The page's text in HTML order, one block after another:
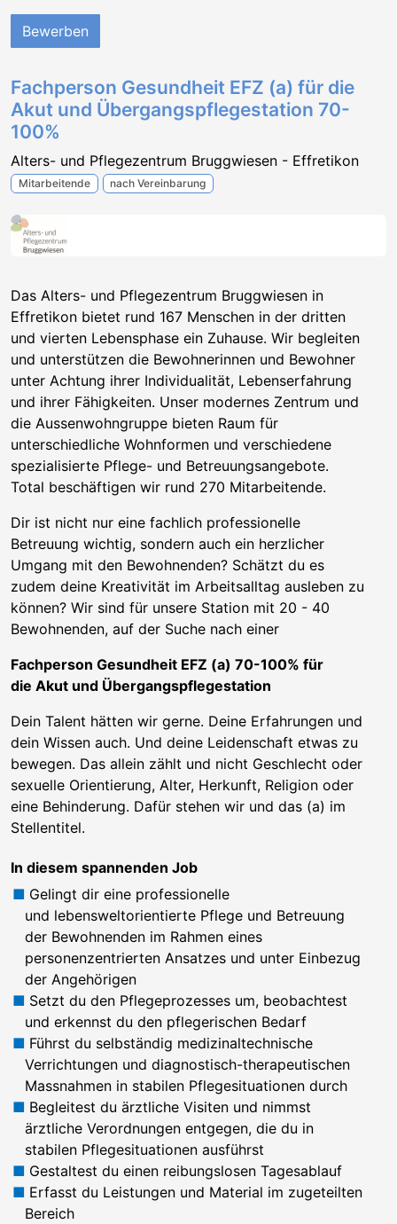
Bewerben
Fachperson Gesundheit EFZ (a) für die
Akut und Übergangspflegestation 70-
100%
Alters- und Pflegezentrum Bruggwiesen - Effretikon
Mitarbeitende nach Vereinbarung
Das Alters- und Pflegezentrum Bruggwiesen in
Effretikon bietet rund 167 Menschen in der dritten
und vierten Lebensphase ein Zuhause. Wir begleiten
und unterstützen die Bewohnerinnen und Bewohner
unter Achtung ihrer Individualität, Lebenserfahrung
und ihrer Fähigkeiten. Unser modernes Zentrum und
die Aussenwohngruppe bieten Raum für
unterschiedliche Wohnformen und verschiedene
spezialisierte Pflege- und Betreuungsangebote.
Total beschäftigen wir rund 270 Mitarbeitende.
Dir ist nicht nur eine fachlich professionelle
Betreuung wichtig, sondern auch ein herzlicher
Umgang mit den Bewohnenden? Schätzt du es
zudem deine Kreativität im Arbeitsalltag ausleben zu
können? Wir sind für unsere Station mit 20 - 40
Bewohnenden, auf der Suche nach einer
Fachperson Gesundheit EFZ (a) 70-100% für
die Akut und Übergangspflegestation
Dein Talent hätten wir gerne. Deine Erfahrungen und
dein Wissen auch. Und deine Leidenschaft etwas zu
bewegen. Das allein zählt und nicht Geschlecht oder
sexuelle Orientierung, Alter, Herkunft, Religion oder
eine Behinderung. Dafür stehen wir und das (a) im
Stellentitel.
In diesem spannenden Job
Gelingt dir eine professionelle
und lebensweltorientierte Pflege und Betreuung
der Bewohnenden im Rahmen eines
personenzentrierten Ansatzes und unter Einbezug
der Angehörigen
Setzt du den Pflegeprozesses um, beobachtest
und erkennst du den pflegerischen Bedarf
Führst du selbständig medizinaltechnische
Verrichtungen und diagnostisch-therapeutischen
Massnahmen in stabilen Pflegesituationen durch
Begleitest du ärztliche Visiten und nimmst
ärztliche Verordnungen entgegen, die du in
stabilen Pflegesituationen ausführst
Gestaltest du einen reibungslosen Tagesablauf
Erfasst du Leistungen und Material im zugeteilten
Bereich